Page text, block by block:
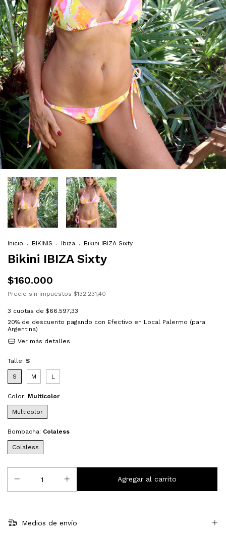
Inicio . BIKINIS . Ibiza . Bikini IBIZA Sixty
Bikini IBIZA Sixty
$160.000
Precio sin impuestos $132.231,40
3 cuotas de $66.597,33
20% de descuento pagando con Efectivo en Local Palermo (para
Argentina)
Ver más detalles
Talle: S
S M L
Color: Multicolor
Multicolor
Bombacha: Colaless
Colaless
Medios de envío